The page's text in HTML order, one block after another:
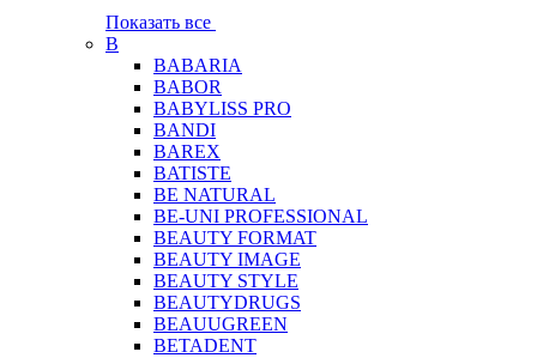
Показать все
B
BABARIA
BABOR
BABYLISS PRO
BANDI
BAREX
BATISTE
BE NATURAL
BE-UNI PROFESSIONAL
BEAUTY FORMAT
BEAUTY IMAGE
BEAUTY STYLE
BEAUTYDRUGS
BEAUUGREEN
BETADENT